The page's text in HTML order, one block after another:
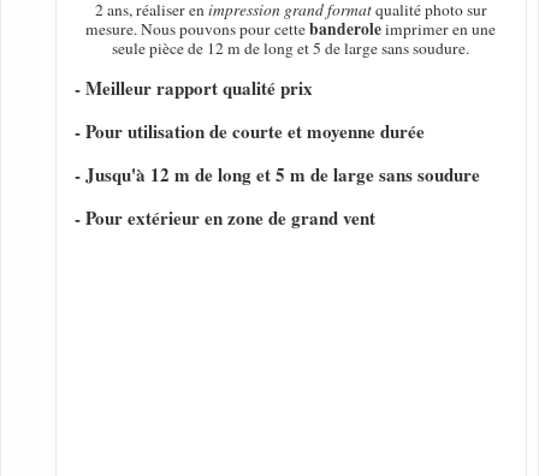
2 ans, réaliser enimpression grand formatqualité photo sur
mesure. Nous pouvons pour cettebanderoleimprimer en une
seule pièce de 12 m de long et 5 de large sans soudure.
- Meilleur rapport qualité prix
- Pour utilisation de courte et moyenne durée
- Jusqu'à 12 m de long et 5 m de large sans soudure
- Pour extérieur en zone de grand vent